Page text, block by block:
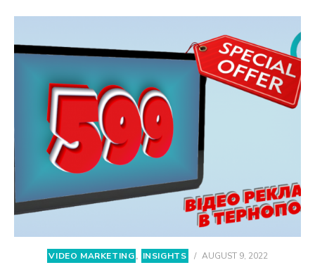
VIDEO MARKETING, INSIGHTS / AUGUST 9, 2022